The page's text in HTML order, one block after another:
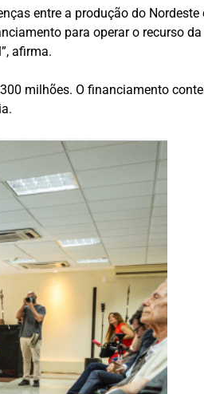
entre a produção do Nordeste
para operar o recurso da
afirma.
milhões. O financiamento